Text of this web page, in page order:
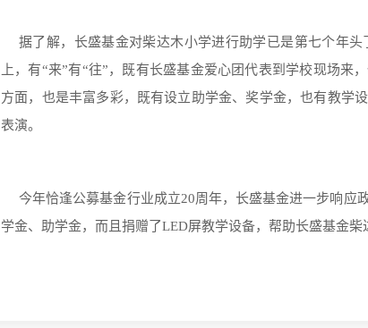
据了解，长盛基金对柴达木小学进行助学已是第七个年
上，有“来”有“往”，既有长盛基金爱心团代表到学校现场来
方面，也是丰富多彩，既有设立助学金、奖学金，也有教学
表演。
今年恰逢公募基金行业成立20周年，长盛基金进一步响应
学金、助学金，而且捐赠了LED屏教学设备，帮助长盛基金柴